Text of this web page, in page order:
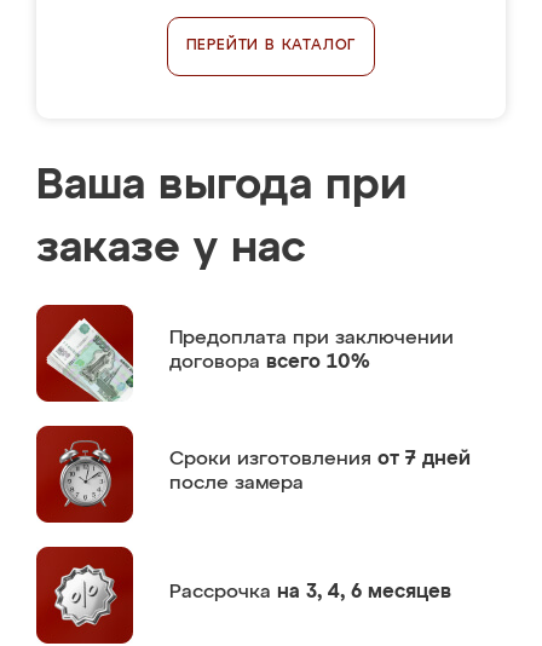
ПЕРЕЙТИ В КАТАЛОГ
Ваша выгода при
заказе у нас
Предоплата при заключении
договора всего 10%
Сроки изготовления от 7 дней
после замера
Рассрочка на 3, 4, 6 месяцев